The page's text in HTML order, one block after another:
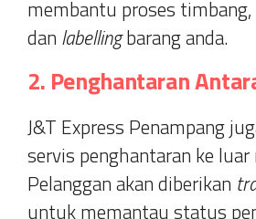
membantu proses
dan labellingbarang anda.
2. Penghantaran
J&T Express Penampang
servis penghantaran ke luar
Pelanggan akan diberikan
untuk memantau status